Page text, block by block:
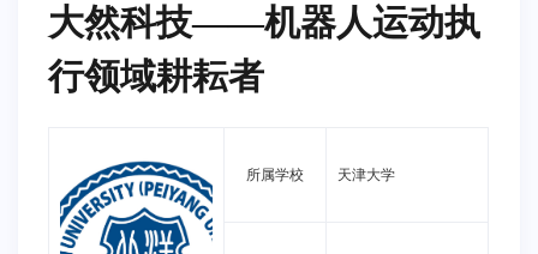
大然科技——机器人运动执
行领域耕耘者
所属学校 天津大学